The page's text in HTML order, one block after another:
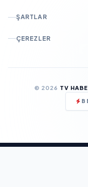
ŞARTLAR
ÇEREZLER
© 2026 TV